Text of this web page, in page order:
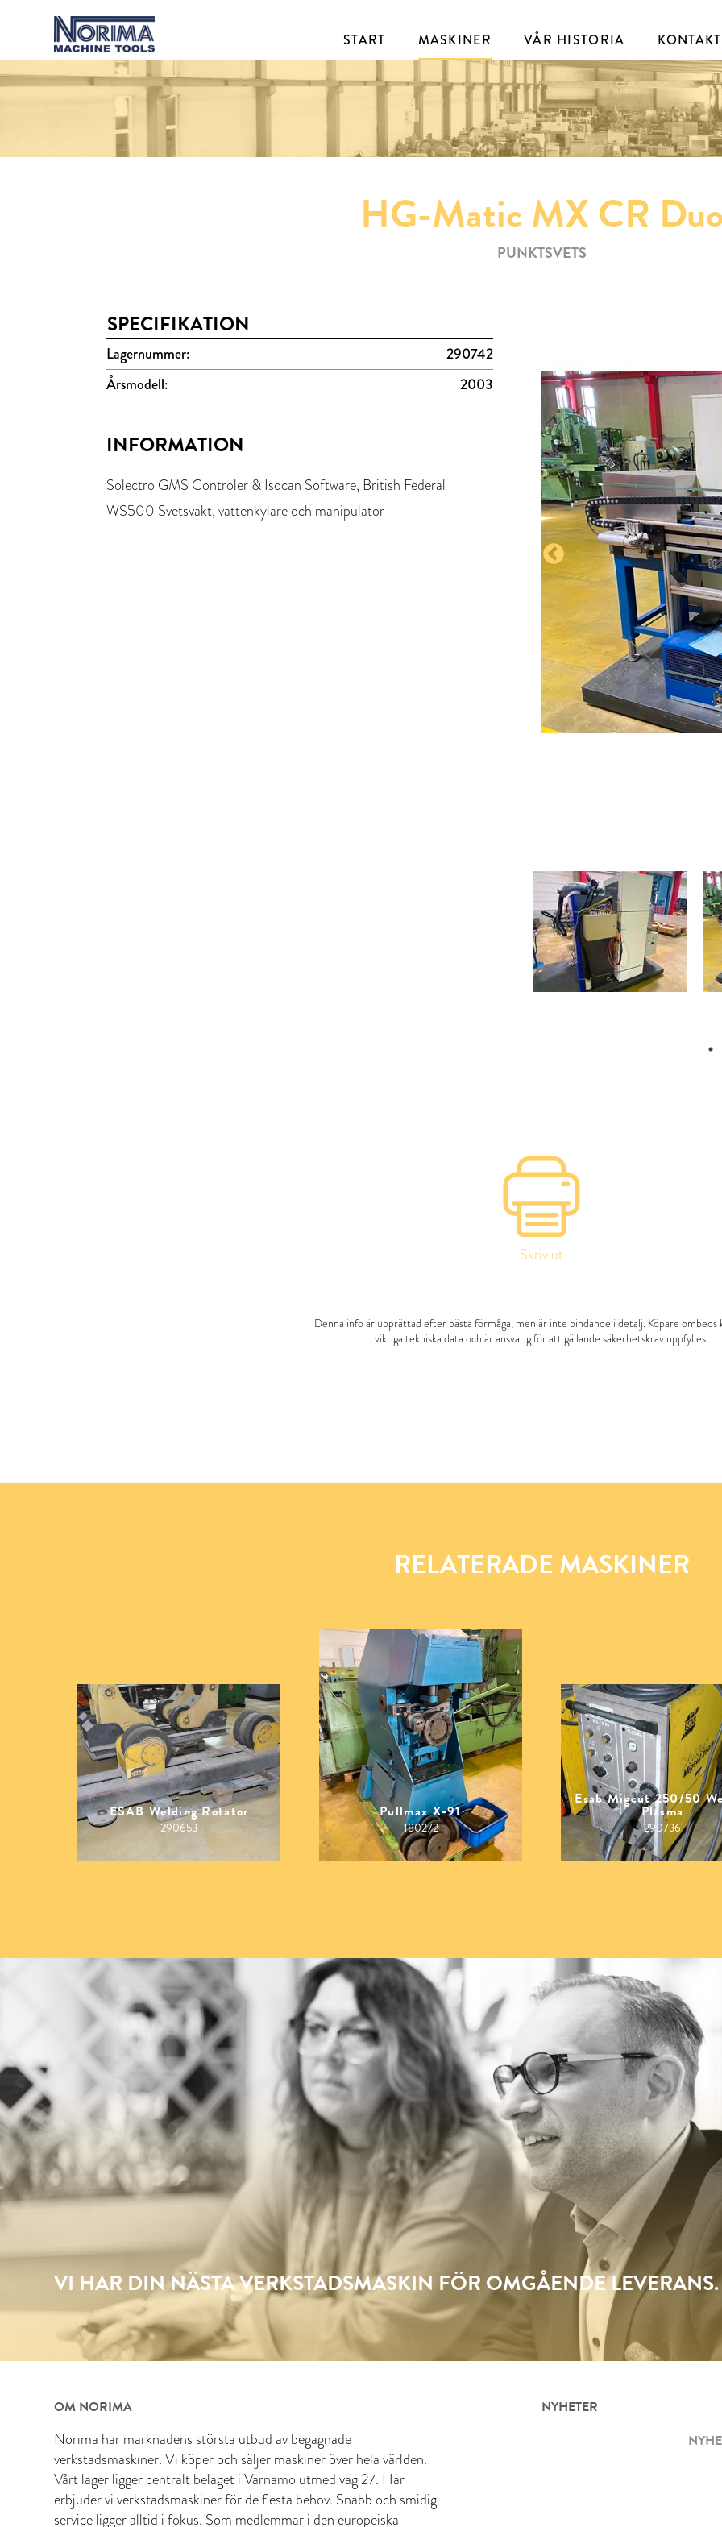
START MASKINER VÅR HISTORIA KONTAKT
HG-Matic MX CR
PUNKTSVETS
SPECIFIKATION
Lagernummer:
290742
Årsmodell:
2003
INFORMATION
Solectro GMS Controler & Isocan Software, British Federal
WS500 Svetsvakt, vattenkylare och manipulator
Skriv ut
Denna info är upprättad efter bästa förmåga, men är inte bindande i detalj. Köpare
viktiga tekniska data och är ansvarig för att gällande säkerhetskrav uppfylles.
RELATERADE MASKINER
ESAB Welding Rotator
290653
Pullmax X-91
180272
Esab Migcut 250/50
Plasma
290736
VI HAR DIN NÄSTA VERKSTADSMASKIN FÖR OMGÅENDE LEVERANS.
OM NORIMA
Norima har marknadens största utbud av begagnade
verkstadsmaskiner. Vi köper och säljer maskiner över hela världen.
Vårt lager ligger centralt beläget i Värnamo utmed väg 27. Här
erbjuder vi verkstadsmaskiner för de flesta behov. Snabb och smidig
service ligger alltid i fokus. Som medlemmar i den europeiska
NYHETER